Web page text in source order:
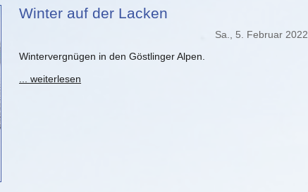
Winter auf der Lacken
Sa., 5. Februar 2022
Wintervergnügen in den Göstlinger Alpen.
... weiterlesen